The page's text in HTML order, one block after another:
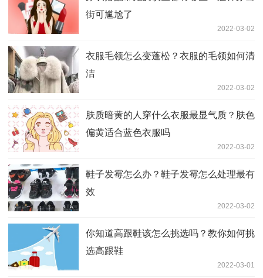
街可尴尬了
2022-03-02
衣服毛领怎么变蓬松？衣服的毛领如何清
洁
2022-03-02
肤质暗黄的人穿什么衣服最显气质？肤色
偏黄适合蓝色衣服吗
2022-03-02
鞋子发霉怎么办？鞋子发霉怎么处理最有
效
2022-03-02
你知道高跟鞋该怎么挑选吗？教你如何挑
选高跟鞋
2022-03-01